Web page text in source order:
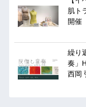
肌ト
開催
繰り
奏」
西岡